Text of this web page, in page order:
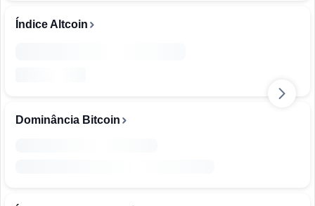
Índice Altcoin
Dominância Bitcoin